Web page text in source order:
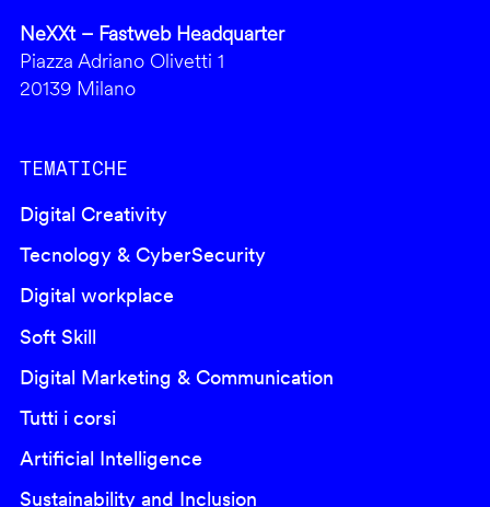
NeXXt – Fastweb Headquarter
Piazza Adriano Olivetti 1
20139 Milano
TEMATICHE
Digital Creativity
Tecnology & CyberSecurity
Digital workplace
Soft Skill
Digital Marketing & Communication
Tutti i corsi
Artificial Intelligence
Sustainability and Inclusion